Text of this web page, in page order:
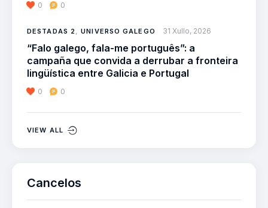
0 0
DESTADAS 2,UNIVERSO GALEGO 31 Xullo, 2026
“Falo galego, fala-me português”: a
campaña que convida a derrubar a fronteira
lingüística entre Galicia e Portugal
0 0
VIEW ALL
Cancelos